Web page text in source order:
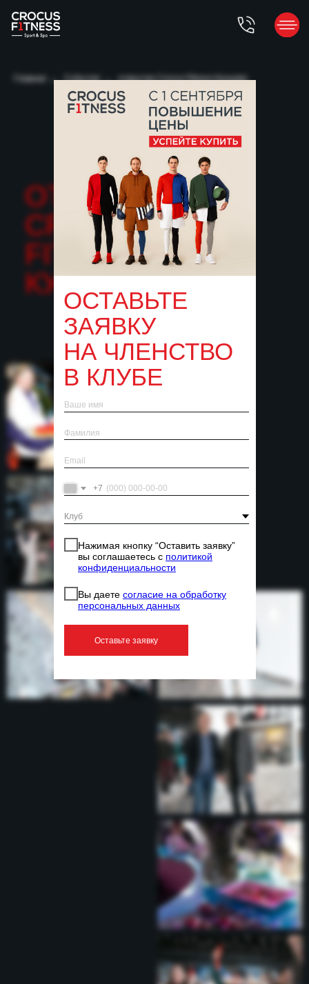
+7
Нажимая кнопку “Оставить заявку”
вы соглашаетесь с политикой
конфиденциальности
Вы даете согласие на обработку
персональных данных
Оставьте заявку
ОСТАВЬТЕ
ЗАЯВКУ
НА ЧЛЕНСТВО
В КЛУБЕ
Главная → События → открытие Crocus Fitness Кунцево
CROCUS
FITNESS
КУНЦЕВО